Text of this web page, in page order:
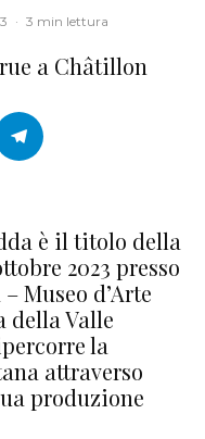
· 3 min lettura
a Châtillon
è il titolo della
2023 presso
Museo d’Arte
della Valle
la
attraverso
produzione